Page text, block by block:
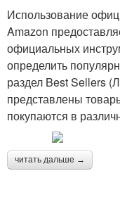
Использование
Amazon
официальных
определить
раздел Best Sellers
представлены
покупаются в
читать дальше →